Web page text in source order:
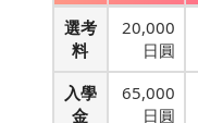
選考
料
20,000
日圓
入學
金
65,000
日圓